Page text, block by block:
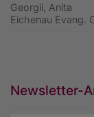
Georgii, Anita
Eichenau Evang.
Newsletter-